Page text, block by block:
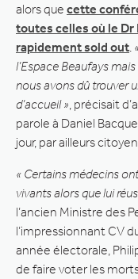
alors que cette
toutes celles où le
rapidement sold out
l’Espace Beaufays
nous avons dû trouver
d’accueil » , précisait
parole à Daniel
jour, par ailleurs
« Certains médecins
vivants alors que lui
l’ancien Ministre des
l’impressionnant CV
année électorale,
de faire voter les